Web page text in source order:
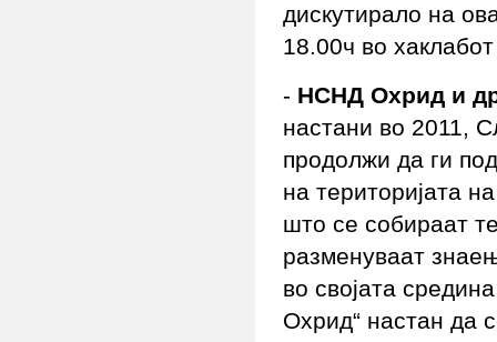
дискутирало на
18.00ч во
- НСНД Охрид и
настани во 2011,
продолжи да ги
на територијата
што се собираат
разменуваат
во својата
Охрид“ настан да